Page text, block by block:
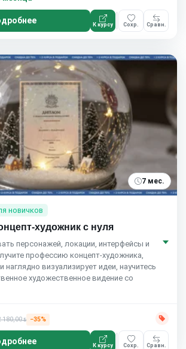
К курсу Сохр. Сравн.
7 мес.
новичков
художник с нуля
персонажей, локации, интерфейсы и
профессию концепт-художника,
визуализирует идеи, научитесь
художественное видение со
180,00ƃ −35%
К курсу Сохр. Сравн.